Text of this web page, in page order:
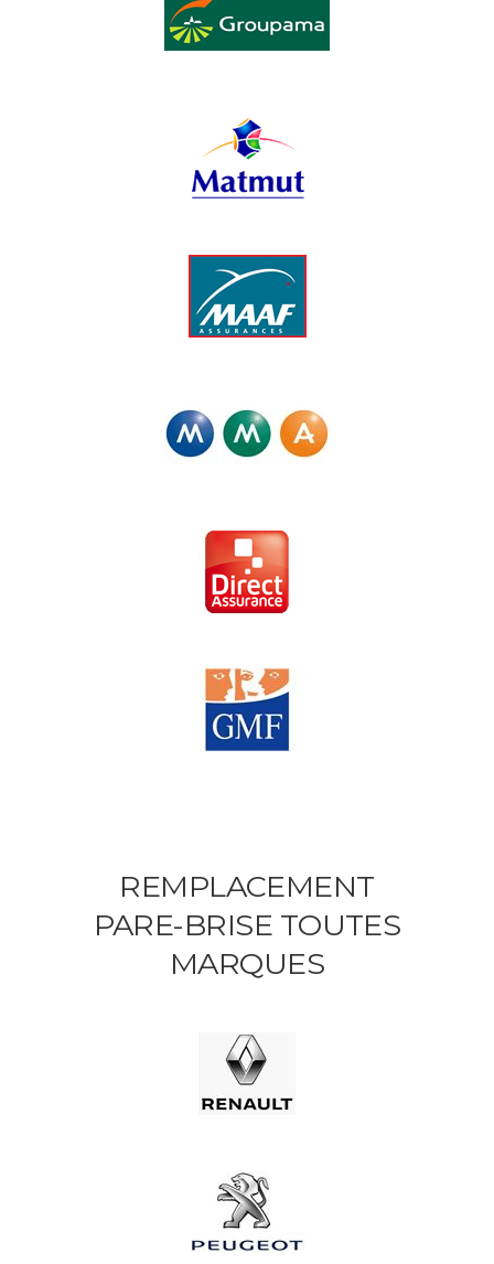
REMPLACEMENT
PARE-BRISE TOUTES
MARQUES